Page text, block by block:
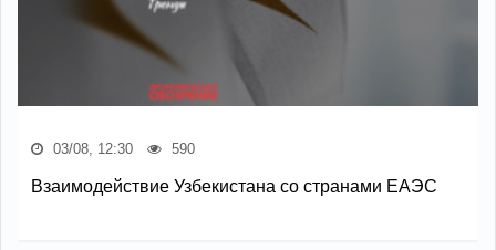
03/08, 12:30 590
Взаимодействие Узбекистана со странами ЕАЭС